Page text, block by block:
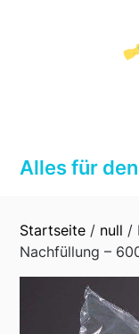
Alles für
Startseite / null /
Nachfüllung –